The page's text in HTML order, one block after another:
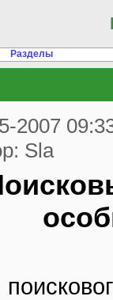
Разделы
2007
Sla